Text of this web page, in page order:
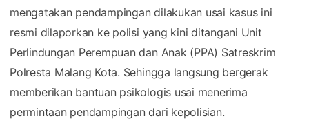
mengatakan pendampingan dilakukan usai kasus ini
resmi dilaporkan ke polisi yang kini ditangani Unit
Perlindungan Perempuan dan Anak (PPA) Satreskrim
Polresta Malang Kota. Sehingga langsung bergerak
memberikan bantuan psikologis usai menerima
permintaan pendampingan dari kepolisian.